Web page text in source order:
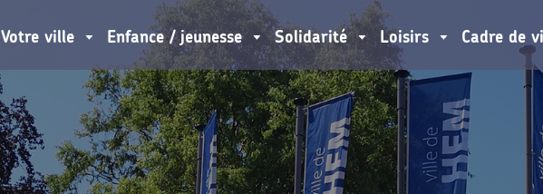
Votre ville Enfance / jeunesse Solidarité Loisirs Cadre de